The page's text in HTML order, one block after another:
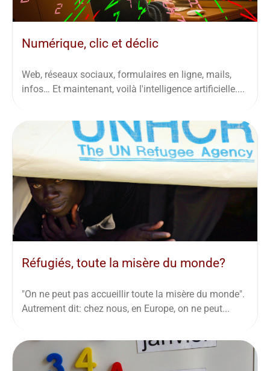
Numérique, clic et déclic
Web, réseaux sociaux, formulaires en ligne, mails,
infos… Et maintenant, voilà l'intelligence artificielle....
Réfugiés, toute la misère du monde?
"On ne peut pas accueillir toute la misère du monde".
Autrement dit: chez nous, en Europe, on ne peut...